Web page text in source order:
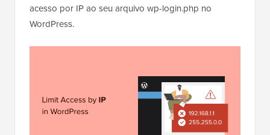
acesso por IP ao seu arquivo wp-login.php no
WordPress.